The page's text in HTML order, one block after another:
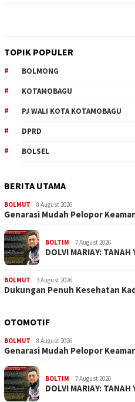
TOPIK POPULER
BOLMONG
KOTAMOBAGU
PJ WALI KOTA KOTAMOBAGU
DPRD
BOLSEL
BERITA UTAMA
BOLMUT 8 August 2026
Genarasi Mudah Pelopor
BOLTIM 7 August 2026
DOLVI MARIAY:
BOLMUT 3 August 2026
Dukungan Penuh Kesehatan
OTOMOTIF
BOLMUT 8 August 2026
Genarasi Mudah Pelopor
BOLTIM 7 August 2026
DOLVI MARIAY: